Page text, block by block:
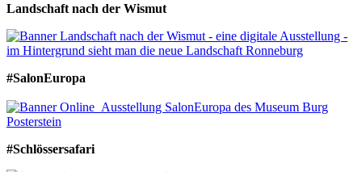
Landschaft nach der Wismut
#SalonEuropa
#Schlössersafari